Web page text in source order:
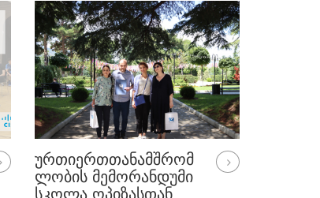
ᲒᲐᲛᲝᲥᲕᲔᲧᲜᲓᲐ
ᲣᲠᲗᲘᲔᲠᲗᲗᲐᲜᲐᲛᲨᲠᲝᲛ
ᲚᲝᲑᲘᲡ ᲛᲔᲛᲝᲠᲐᲜᲓᲣᲛᲘ
ᲡᲙᲝᲚᲐ ᲝᲞᲘᲖᲐᲡᲗᲐᲜ